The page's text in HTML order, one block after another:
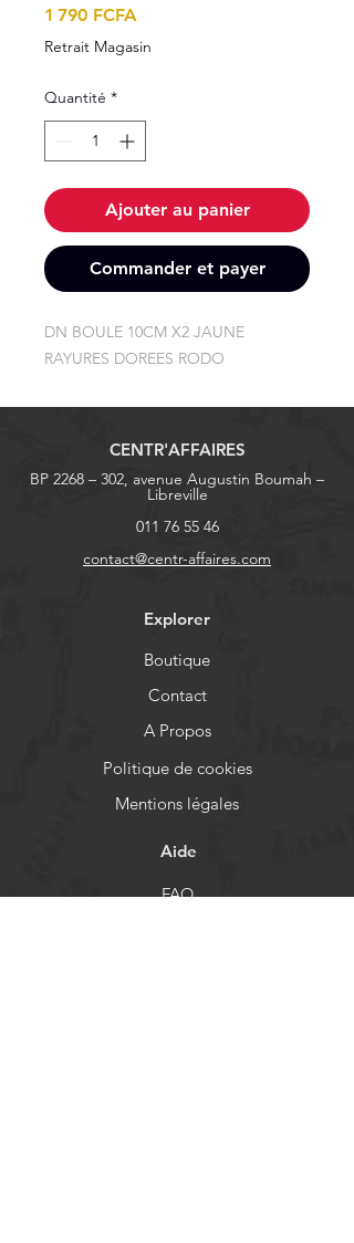
1 790 FCFA
Retrait Magasin
Quantité *
Ajouter au panier
Commander et payer
DN BOULE 10CM X2 JAUNE
RAYURES DOREES RODO
CENTR'AFFAIRES
BP 2268 – 302, avenue Augustin Boumah –
Libreville
011 76 55 46
contact@centr-affaires.com
Explorer
Boutique
Contact
A Propos
Politique de cookies
Mentions légales
Aide
FAQ